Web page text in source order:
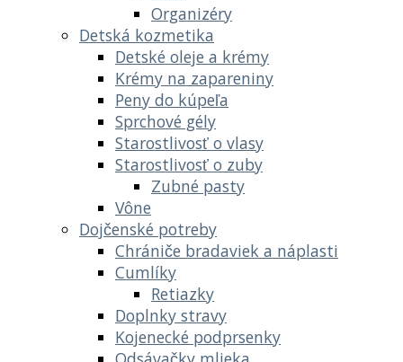
Organizéry
Detská kozmetika
Detské oleje a krémy
Krémy na zapareniny
Peny do kúpeľa
Sprchové gély
Starostlivosť o vlasy
Starostlivosť o zuby
Zubné pasty
Vône
Dojčenské potreby
Chrániče bradaviek a náplasti
Cumlíky
Retiazky
Doplnky stravy
Kojenecké podprsenky